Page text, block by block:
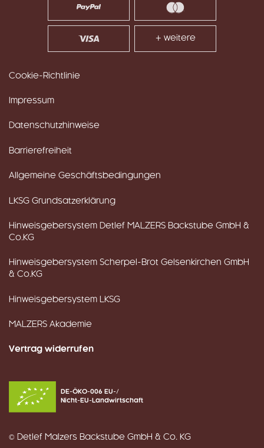
+ weitere
Cookie-Richtlinie
Impressum
Datenschutzhinweise
Barrierefreiheit
Allgemeine Geschäftsbedingungen
LKSG Grundsatzerklärung
Hinweisgebersystem Detlef MALZERS Backstube GmbH &
Co.KG
Hinweisgebersystem Scherpel-Brot Gelsenkirchen GmbH
& Co.KG
Hinweisgebersystem LKSG
MALZERS Akademie
Vertrag widerrufen
DE-ÖKO-006 EU-/
Nicht-EU-Landwirtschaft
© Detlef Malzers Backstube GmbH & Co. KG